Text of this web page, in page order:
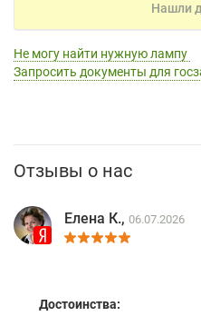
Нашли
Не могу найти нужную лампу
Запросить документы для
Отзывы о нас
Елена К., 06.07.2026
Достоинства: